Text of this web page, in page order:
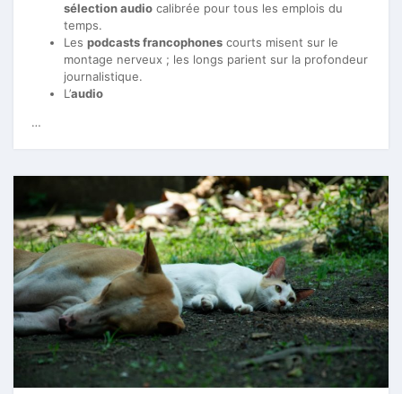
sélection audio calibrée pour tous les emplois du
temps.
Les podcasts francophones courts misent sur le
montage nerveux ; les longs parient sur la profondeur
journalistique.
L’audio
…